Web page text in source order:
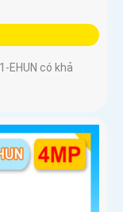
EHUN có khả